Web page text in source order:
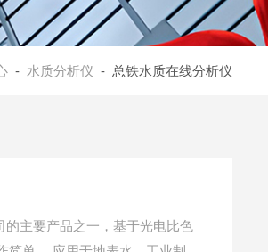
- 水质分析仪 - 总铁水质在线分析仪
的主要产品之一，基于光电比色